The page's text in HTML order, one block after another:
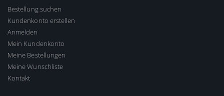
Bestellung suchen
Kundenkonto erstellen
Anmelden
Mein Kundenkonto
Meine Bestellungen
Meine Wunschliste
Kontakt